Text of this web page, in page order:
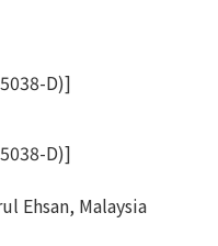
D)]
D)]
Ehsan, Malaysia